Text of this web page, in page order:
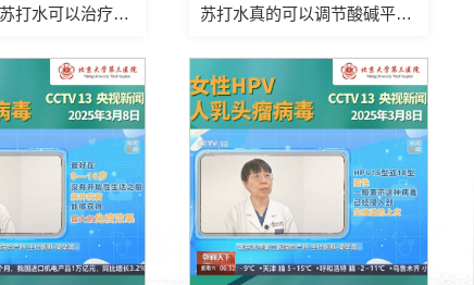
日常多饮用苏打水可以治疗胃病吗？ 苏打水真的可以调节酸碱平衡吗？